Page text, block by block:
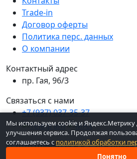
Trade-in
Договор оферты
Политика перс. данных
О компании
Контактный адрес
пр. Гая, 96/3
Связаться с нами
+7 (937) 037-35-37
© 2026 ШинКо Всё в 1. Все
Мы используем cookie и Яндекс.Метрику
улучшения сервиса. Продолжая
соглашаетесь с политикой обработки
Понятно